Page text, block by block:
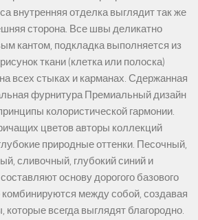
внутренняя отделка выглядит так же
сторона. Все швы деликатно
кантом, подкладка выполняется из
ткани (клетка или полоска)
всех стыках и карманах. Сдержанная
фурнитура Премиальный дизайн
колористической гармонии.
цветов авторы коллекций
природные оттенки. Песочный,
сливочный, глубокий синий и
основу дорогого базового
комбинируются между собой, создавая
всегда выглядят благородно.